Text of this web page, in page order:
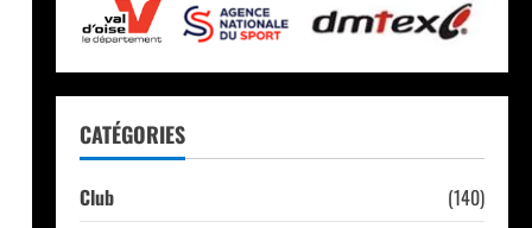
CATÉGORIES
Club
(140)